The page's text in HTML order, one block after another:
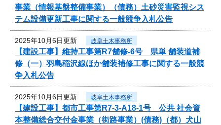
事業（情報基盤整備事業）（債務）土砂災害監視シス
テム設備更新工事に関する一般競争入札公告
2025年10月6日更新 岐阜土木事務所
【建設工事】維持工事第R7舗修-6号 県単 舗装道補
修（一）羽島稲沢線ほか舗装補修工事に関する一般競
争入札公告
2025年10月6日更新 岐阜土木事務所
【建設工事】都市工事第R7-3-A18-1号 公共 社会資
本整備総合交付金事業（街路事業）(債務)（都）犬山